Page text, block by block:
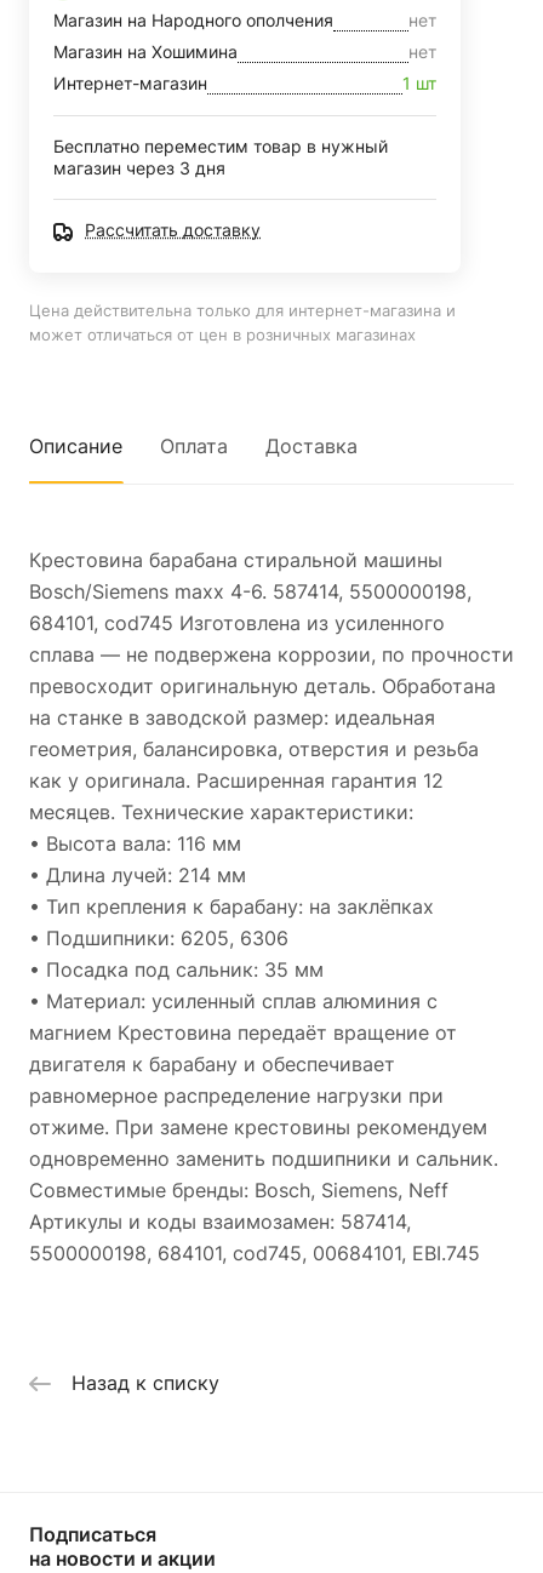
Магазин на Народного ополчения
нет
Магазин на Хошимина
нет
Интернет-магазин
1 шт
Бесплатно переместим товар в нужный
магазин через 3 дня
Рассчитать доставку
Цена действительна только для интернет-магазина и
может отличаться от цен в розничных магазинах
Описание Оплата Доставка
Крестовина барабана стиральной машины
Bosch/Siemens maxx 4-6. 587414, 5500000198,
684101, cod745 Изготовлена из усиленного
сплава — не подвержена коррозии, по прочности
превосходит оригинальную деталь. Обработана
на станке в заводской размер: идеальная
геометрия, балансировка, отверстия и резьба
как у оригинала. Расширенная гарантия 12
месяцев. Технические характеристики:
• Высота вала: 116 мм
• Длина лучей: 214 мм
• Тип крепления к барабану: на заклёпках
• Подшипники: 6205, 6306
• Посадка под сальник: 35 мм
• Материал: усиленный сплав алюминия с
магнием Крестовина передаёт вращение от
двигателя к барабану и обеспечивает
равномерное распределение нагрузки при
отжиме. При замене крестовины рекомендуем
одновременно заменить подшипники и сальник.
Совместимые бренды: Bosch, Siemens, Neff
Артикулы и коды взаимозамен: 587414,
5500000198, 684101, cod745, 00684101, EBI.745
Назад к списку
Подписаться
на новости и акции